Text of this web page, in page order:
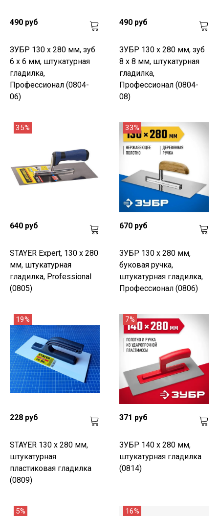
490 руб
ЗУБР 130 х 280 мм, зуб
6 х 6 мм, штукатурная
гладилка,
Профессионал (0804-
06)
490 руб
ЗУБР 130 х 280 мм, зуб
8 х 8 мм, штукатурная
гладилка,
Профессионал (0804-
08)
35%
640 руб
STAYER Eхpert, 130 х 280
мм, штукатурная
гладилка, Professional
(0805)
33%
670 руб
ЗУБР 130 х 280 мм,
буковая ручка,
штукатурная гладилка,
Профессионал (0806)
19%
228 руб
STAYER 130 х 280 мм,
штукатурная
пластиковая гладилка
(0809)
7%
371 руб
ЗУБР 140 х 280 мм,
штукатурная гладилка
(0814)
5% 16%